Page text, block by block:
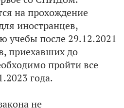
на прохождение
иностранцев,
учебы после 29.12.2021
приехавших до
пройти все
года.
не